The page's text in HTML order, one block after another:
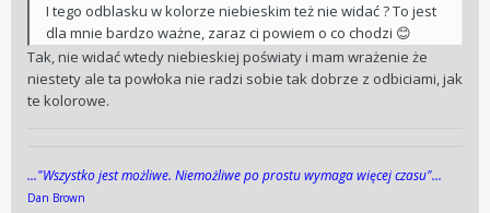
I tego odblasku w kolorze niebieskim też nie widać ? To jest
dla mnie bardzo ważne, zaraz ci powiem o co chodzi 😊
Tak, nie widać wtedy niebieskiej poświaty i mam wrażenie że
niestety ale ta powłoka nie radzi sobie tak dobrze z odbiciami, jak
te kolorowe.
..."Wszys­tko jest możli­we. Niemożli­we po pros­tu wy­maga więcej cza­su"...
Dan Brown